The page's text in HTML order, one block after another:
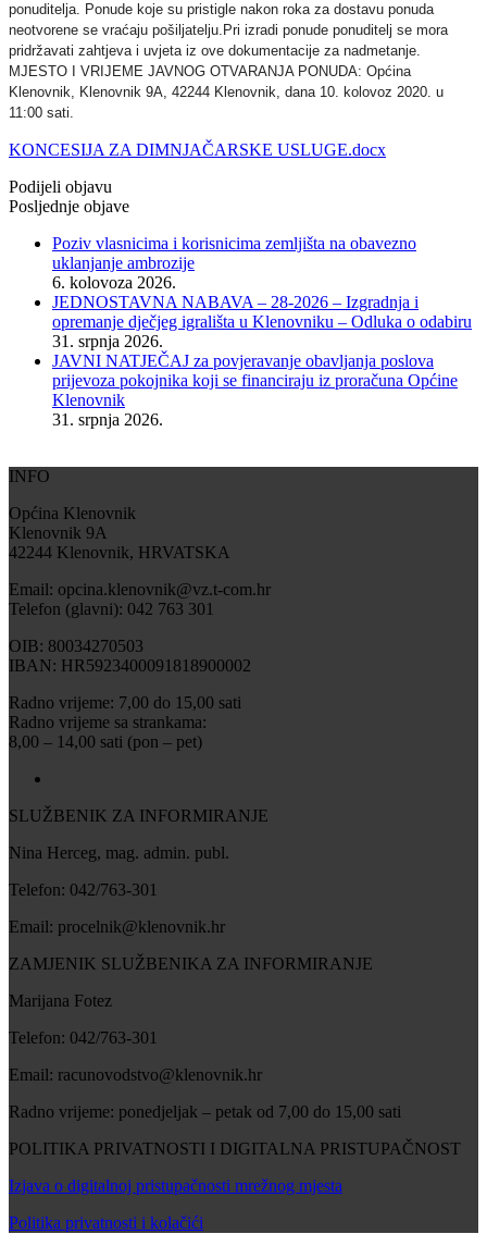
ponuditelja. Ponude koje su pristigle nakon roka za dostavu ponuda
neotvorene se vraćaju pošiljatelju.Pri izradi ponude ponuditelj se mora
pridržavati zahtjeva i uvjeta iz ove dokumentacije za nadmetanje.
MJESTO I VRIJEME JAVNOG OTVARANJA PONUDA: Općina
Klenovnik, Klenovnik 9A, 42244 Klenovnik, dana 10. kolovoz 2020. u
11:00 sati.
KONCESIJA ZA DIMNJAČARSKE USLUGE.docx
Podijeli objavu
Posljednje objave
Poziv vlasnicima i korisnicima zemljišta na obavezno
uklanjanje ambrozije
6. kolovoza 2026.
JEDNOSTAVNA NABAVA – 28-2026 – Izgradnja i
opremanje dječjeg igrališta u Klenovniku – Odluka o odabiru
31. srpnja 2026.
JAVNI NATJEČAJ za povjeravanje obavljanja poslova
prijevoza pokojnika koji se financiraju iz proračuna Općine
Klenovnik
31. srpnja 2026.
INFO
Općina Klenovnik
Klenovnik 9A
42244 Klenovnik, HRVATSKA
Email: opcina.klenovnik@vz.t-com.hr
Telefon (glavni): 042 763 301
OIB: 80034270503
IBAN: HR5923400091818900002
Radno vrijeme: 7,00 do 15,00 sati
Radno vrijeme sa strankama:
8,00 – 14,00 sati (pon – pet)
SLUŽBENIK ZA INFORMIRANJE
Nina Herceg, mag. admin. publ.
Telefon: 042/763-301
Email: procelnik@klenovnik.hr
ZAMJENIK SLUŽBENIKA ZA INFORMIRANJE
Marijana Fotez
Telefon: 042/763-301
Email: racunovodstvo@klenovnik.hr
Radno vrijeme: ponedjeljak – petak od 7,00 do 15,00 sati
POLITIKA PRIVATNOSTI I DIGITALNA PRISTUPAČNOST
Izjava o digitalnoj pristupačnosti mrežnog mjesta
Politika privatnosti i kolačići